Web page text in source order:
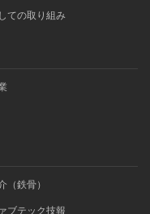
ての取り組み
（鉄骨）
ブテック技報